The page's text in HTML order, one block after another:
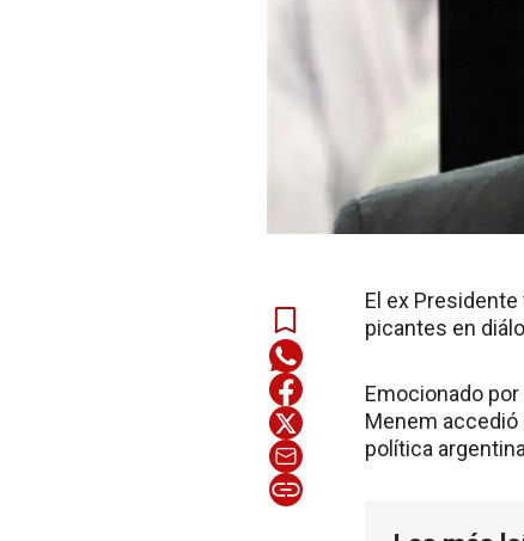
El ex
picantes en
Emocionado
Menem accedió
política